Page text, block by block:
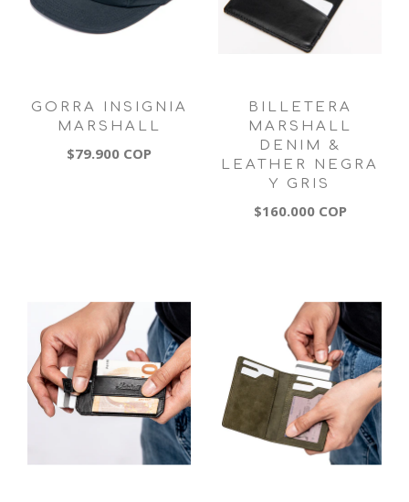
GORRA INSIGNIA
MARSHALL
$79.900 COP
BILLETERA
MARSHALL
DENIM &
LEATHER NEGRA
Y GRIS
$160.000 COP